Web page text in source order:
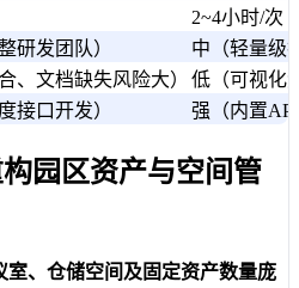
2~4小时/次
研发团队）
中（轻量级
、文档缺失风险大）
低（可视化
接口开发） 强（内置
园区资产与空间管
室、仓储空间及固定资产数量庞